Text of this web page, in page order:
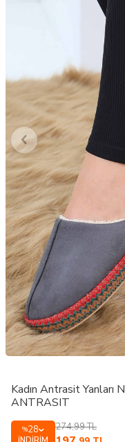
Kadın Antrasit Yanları
ANTRASIT
%28 274,99TL